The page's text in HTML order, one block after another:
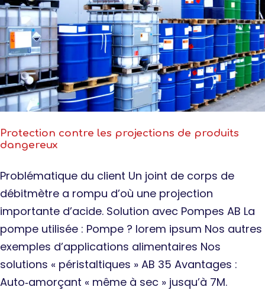
Protection contre les projections de produits
dangereux
Problématique du client Un joint de corps de
débitmètre a rompu d’où une projection
importante d’acide. Solution avec Pompes AB La
pompe utilisée : Pompe ? lorem ipsum Nos autres
exemples d’applications alimentaires Nos
solutions « péristaltiques » AB 35 Avantages :
Auto‐amorçant « même à sec » jusqu’à 7M.